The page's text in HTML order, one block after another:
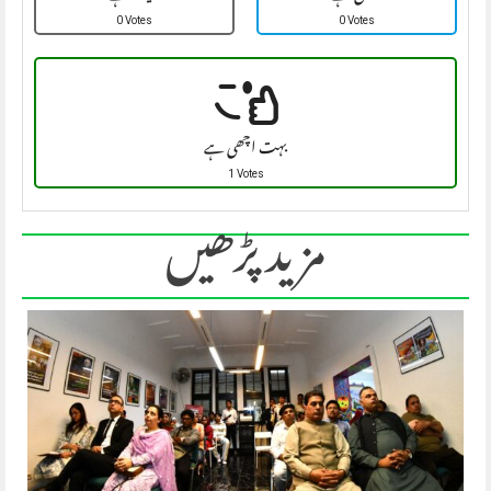
0 Votes 0 Votes
بہت اچھی ہے
1 Votes
مزید پڑھیں